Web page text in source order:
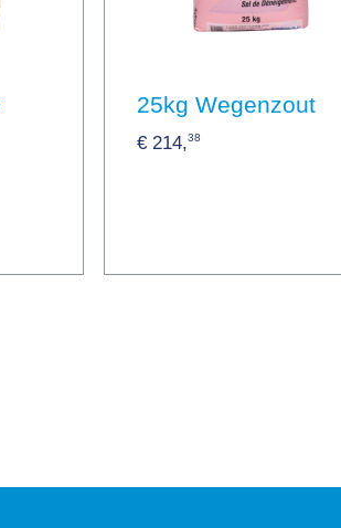
25kg Wegenzout
€ 214,38